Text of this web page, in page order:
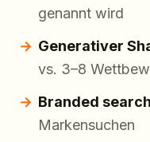
genannt wird
Generativer
vs. 3–8
Branded
Markensuchen